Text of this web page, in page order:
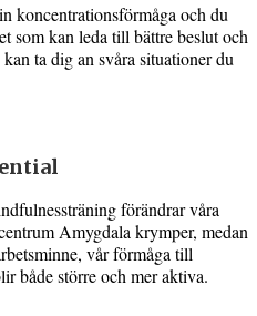
koncentrationsförmåga och du
som kan leda till bättre beslut och
ta dig an svåra situationer du
förändrar våra
Amygdala krymper, medan
vår förmåga till
både större och mer aktiva.